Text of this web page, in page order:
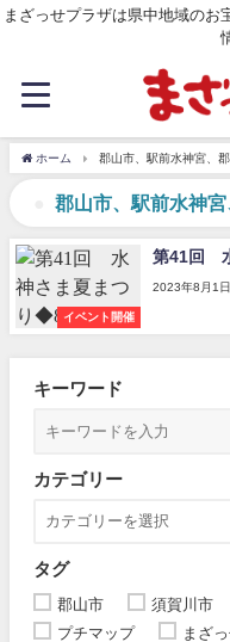
まざっせプラザは県中地域のお
ホーム 郡山市、駅前水神宮、
郡山市、駅前水神
イベント開催
第41回
2023年8月1日
キーワード
カテゴリー
タグ
郡山市 須賀川市
プチマップ
まざ